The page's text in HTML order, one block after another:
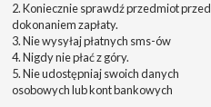
2. Koniecznie sprawdź przedmiot przed
dokonaniem zapłaty.
3. Nie wysyłaj płatnych sms-ów
4. Nigdy nie płać z góry.
5. Nie udostępniaj swoich danych
osobowych lub kont bankowych